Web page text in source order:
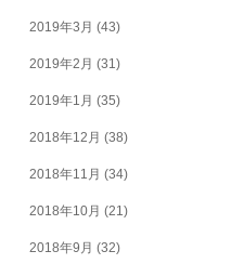
2019年3月 (43)
2019年2月 (31)
2019年1月 (35)
2018年12月 (38)
2018年11月 (34)
2018年10月 (21)
2018年9月 (32)